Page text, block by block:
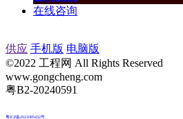
在线咨询
供应 手机版 电脑版
©2022 工程网 All Rights Reserved
www.gongcheng.com
粤B2-20240591
粤ICP备2021085432号